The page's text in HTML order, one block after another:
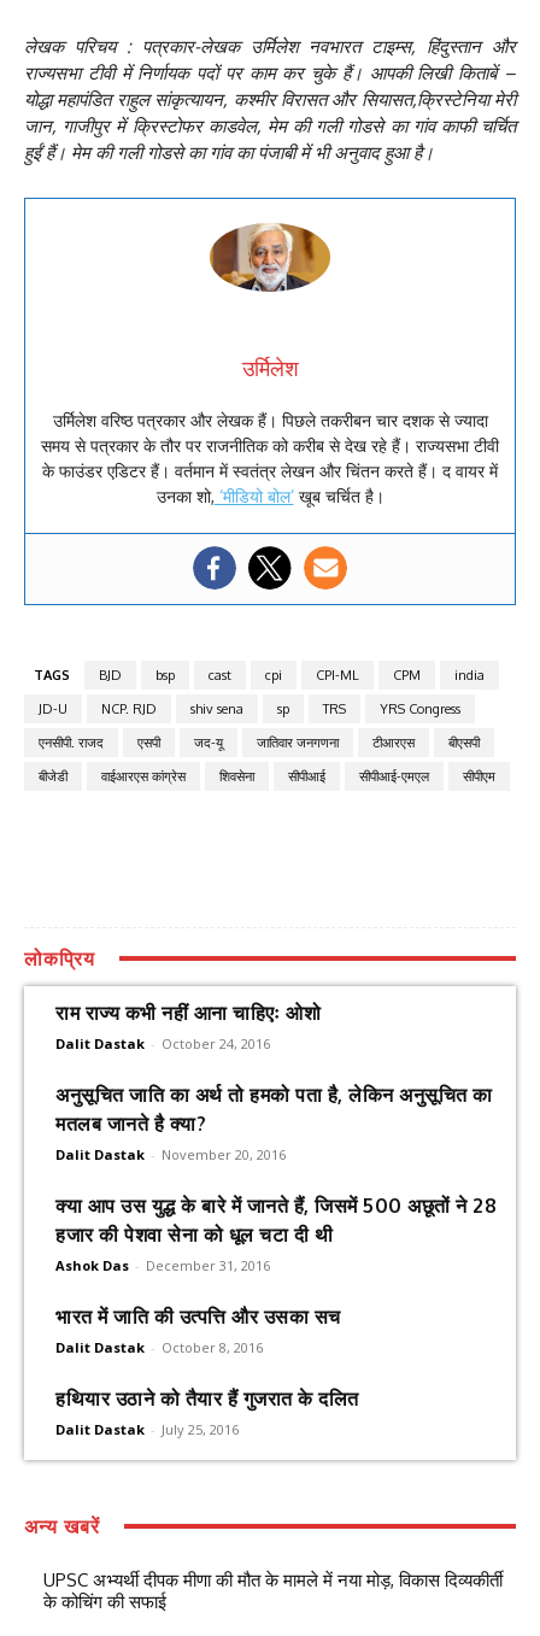
लेखक परिचय : पत्रकार-लेखक उर्मिलेश नवभारत टाइम्स, हिंदुस्तान और
राज्यसभा टीवी में निर्णायक पदों पर काम कर चुके हैं। आपकी लिखी किताबें –
योद्धा महापंडित राहुल सांकृत्यायन, कश्मीर विरासत और सियासत,क्रिस्टेनिया मेरी
जान, गाजीपुर में क्रिस्टोफर काडवेल, मेम की गली गोडसे का गांव काफी चर्चित
हुईं हैं। मेम की गली गोडसे का गांव का पंजाबी में भी अनुवाद हुआ है।
उर्मिलेश
उर्मिलेश वरिष्ठ पत्रकार और लेखक हैं। पिछले तकरीबन चार दशक से ज्यादा
समय से पत्रकार के तौर पर राजनीतिक को करीब से देख रहे हैं। राज्यसभा टीवी
के फाउंडर एडिटर हैं। वर्तमान में स्वतंत्र लेखन और चिंतन करते हैं। द वायर में
उनका शो, ‘मीडियो बोल’खूब चर्चित है।
TAGS BJD bsp cast cpi CPI-ML CPM
india
JD-U
NCP. RJD shiv sena sp TRS
YRS Congress
एनसीपी. राजद
एसपी जद-यू जातिवार जनगणना टीआरएस
बीएसपी
बीजेडी
वाईआरएस कांग्रेस शिवसेना सीपीआई सीपीआई-एमएल सीपीएम
लोकप्रिय
राम राज्य कभी नहीं आना चाहिएः ओशो
Dalit Dastak - October 24, 2016
अनुसूचित जाति का अर्थ तो हमको पता है, लेकिन अनुसूचित का
मतलब जानते है क्या?
Dalit Dastak - November 20, 2016
क्या आप उस युद्ध के बारे में जानते हैं, जिसमें 500 अछूतों ने 28
हजार की पेशवा सेना को धूल चटा दी थी
Ashok Das - December 31, 2016
भारत में जाति की उत्पत्ति और उसका सच
Dalit Dastak - October 8, 2016
हथियार उठाने को तैयार हैं गुजरात के दलित
Dalit Dastak - July 25, 2016
अन्य खबरें
UPSC अभ्यर्थी दीपक मीणा की मौत के मामले में नया मोड़, विकास दिव्यकीर्ती
के कोचिंग की सफाई